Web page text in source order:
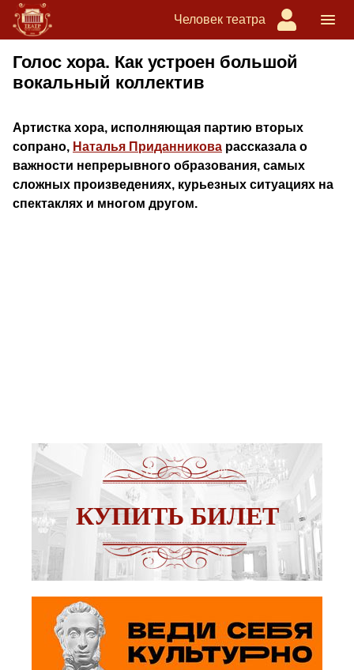
Человек театра
Голос хора. Как устроен большой
вокальный коллектив
Артистка хора, исполняющая партию вторых
сопрано, Наталья Приданникова рассказала о
важности непрерывного образования, самых
сложных произведениях, курьезных ситуациях на
спектаклях и многом другом.
КУПИТЬ БИЛЕТ